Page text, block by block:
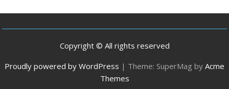
Copyright © All rights reserved
Proudly powered by WordPress | Theme: SuperMag by Acme
Themes